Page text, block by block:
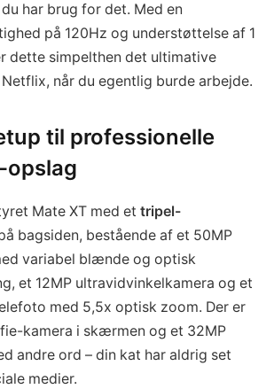
har brug for det. Med en
på 120Hz og understøttelse af 1
dette simpelthen det ultimative
når du egentlig burde arbejde.
til professionelle
opslag
Mate XT med et tripel-
bagsiden, bestående af et 50MP
variabel blænde og optisk
et 12MP ultravidvinkelkamera og et
med 5,5x optisk zoom. Der er
kamera i skærmen og et 32MP
andre ord – din kat har aldrig set
medier.